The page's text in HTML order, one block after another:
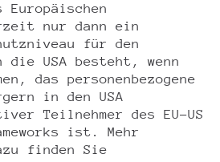
Europäischen
nur dann ein
für den
USA besteht, wenn
das personenbezogene
in den USA
Teilnehmer des EU-US
ist. Mehr
finden Sie